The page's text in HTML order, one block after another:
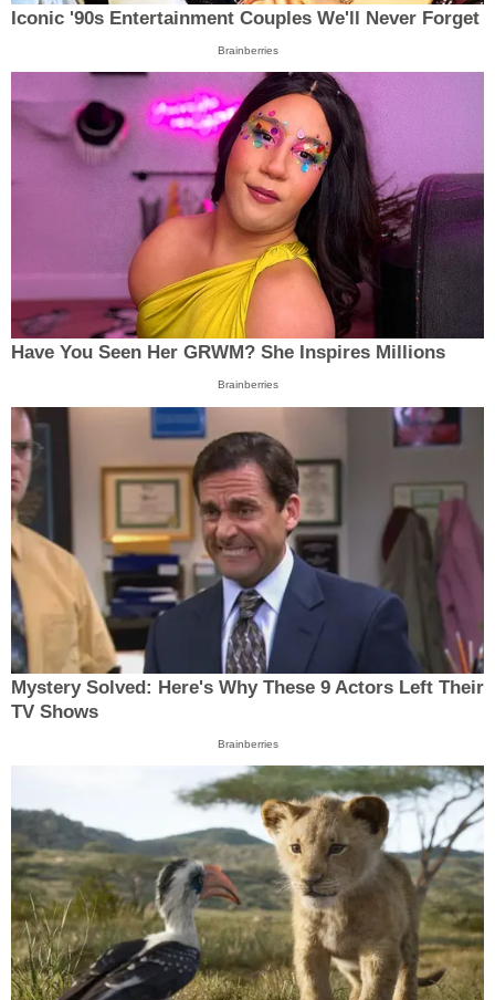
Iconic '90s Entertainment Couples We'll Never Forget
Brainberries
Have You Seen Her GRWM? She Inspires Millions
Brainberries
Mystery Solved: Here's Why These 9 Actors Left Their
TV Shows
Brainberries